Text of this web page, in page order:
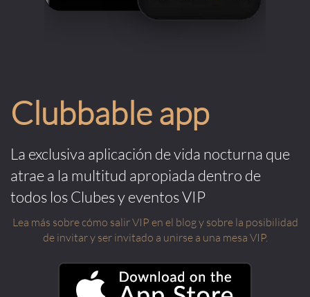
Clubbable app
La exclusiva aplicación de vida nocturna que
atrae a la multitud apropiada dentro de
todos los Clubes y eventos VIP
Lea más sobre cómo salir VIP en el blog y sobre la posibilidad
de invitar y ser invitado a unirse a una mesa VIP.